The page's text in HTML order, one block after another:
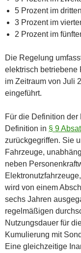
5 Prozent im
3 Prozent im
2 Prozent im
Die Regelung
elektrisch betriebene
im Zeitraum von Juli
eingeführt.
Für die Definition
Definition in § 9
zurückgegriffen. Sie
Fahrzeuge,
neben
wird von einem
sechs Jahren
regelmäßigen
Nutzungsdauer für
Kumulierung mit
Eine gleichzeitige